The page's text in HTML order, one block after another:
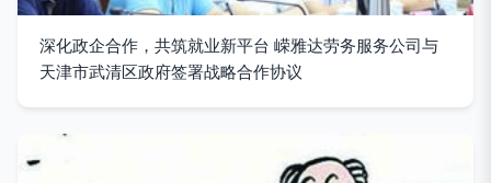
深化政企合作，共筑就业新平台 嵘雅达劳务服务公司与
天津市武清区政府签署战略合作协议